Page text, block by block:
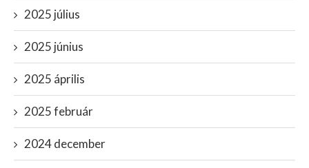
2025 július
2025 június
2025 április
2025 február
2024 december